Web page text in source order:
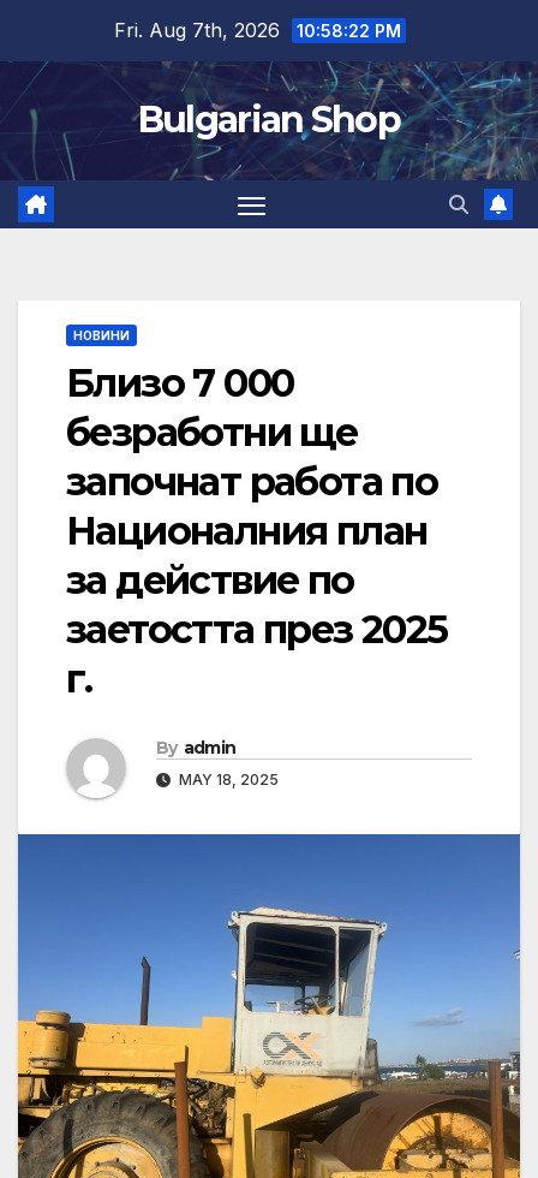
content
Fri. Aug 7th, 2026 10:58:22 PM
Bulgarian Shop
НОВИНИ
Близо 7 000
безработни ще
започнат работа по
Националния план
за действие по
заетостта през 2025
г.
By admin
MAY 18, 2025